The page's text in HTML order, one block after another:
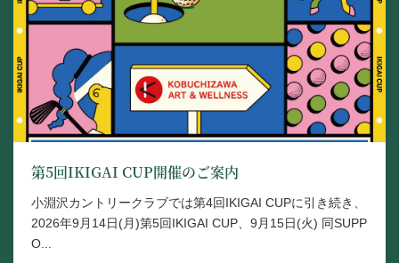
第5回IKIGAI CUP開催のご案内
小淵沢カントリークラブでは第4回IKIGAI CUPに引き続き、
2026年9月14日(月)第5回IKIGAI CUP、9月15日(火) 同SUPP
O...